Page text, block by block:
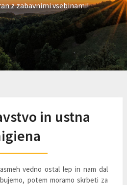
z zabavnimi vsebinami!
in ustna
vedno ostal lep in nam dal
potem moramo skrbeti za